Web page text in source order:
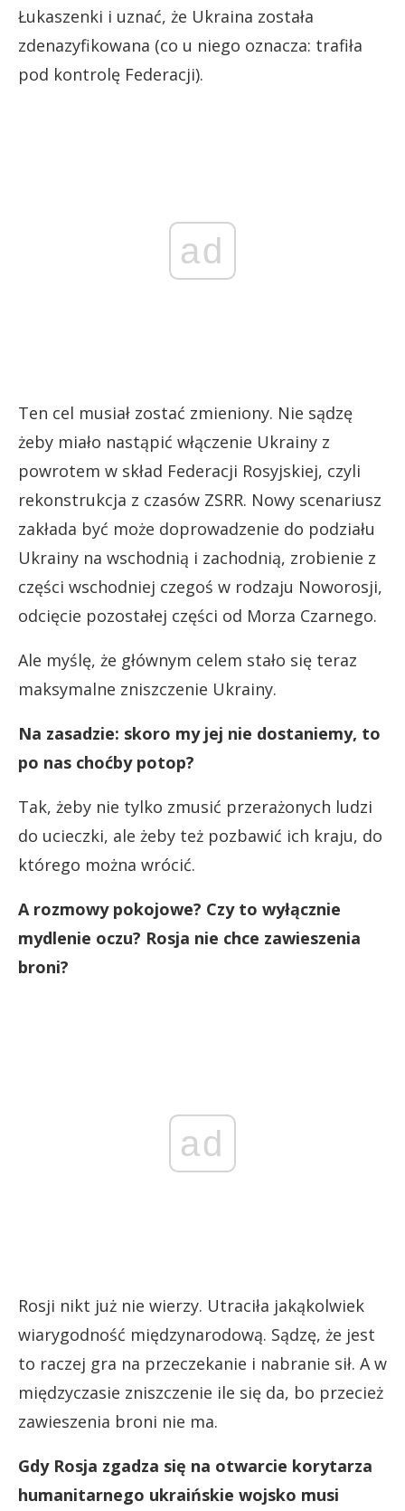
Łukaszenki i uznać, że Ukraina została
zdenazyfikowana (co u niego oznacza: trafiła
pod kontrolę Federacji).
ad
Ten cel musiał zostać zmieniony. Nie sądzę
żeby miało nastąpić włączenie Ukrainy z
powrotem w skład Federacji Rosyjskiej, czyli
rekonstrukcja z czasów ZSRR. Nowy scenariusz
zakłada być może doprowadzenie do podziału
Ukrainy na wschodnią i zachodnią, zrobienie z
części wschodniej czegoś w rodzaju Noworosji,
odcięcie pozostałej części od Morza Czarnego.
Ale myślę, że głównym celem stało się teraz
maksymalne zniszczenie Ukrainy.
Na zasadzie: skoro my jej nie dostaniemy, to
po nas choćby potop?
Tak, żeby nie tylko zmusić przerażonych ludzi
do ucieczki, ale żeby też pozbawić ich kraju, do
którego można wrócić.
A rozmowy pokojowe? Czy to wyłącznie
mydlenie oczu? Rosja nie chce zawieszenia
broni?
ad
Rosji nikt już nie wierzy. Utraciła jakąkolwiek
wiarygodność międzynarodową. Sądzę, że jest
to raczej gra na przeczekanie i nabranie sił. A w
międzyczasie zniszczenie ile się da, bo przecież
zawieszenia broni nie ma.
Gdy Rosja zgadza się na otwarcie korytarza
humanitarnego ukraińskie wojsko musi